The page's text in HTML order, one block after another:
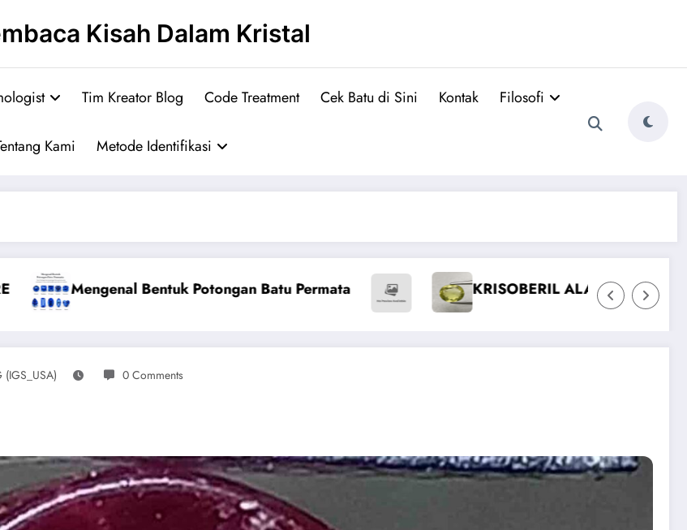
Kisah Dalam Kristal
Tim Kreator Blog Code Treatment Cek Batu di Sini Kontak Filosofi
Kami Metode Identifikasi
Batu Permata KRISOBERIL ALAMI Emerald Colombia vs Zambia
0 Comments